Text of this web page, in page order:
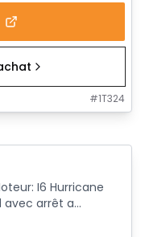
#1T324
I6 Hurricane
arrêt a...